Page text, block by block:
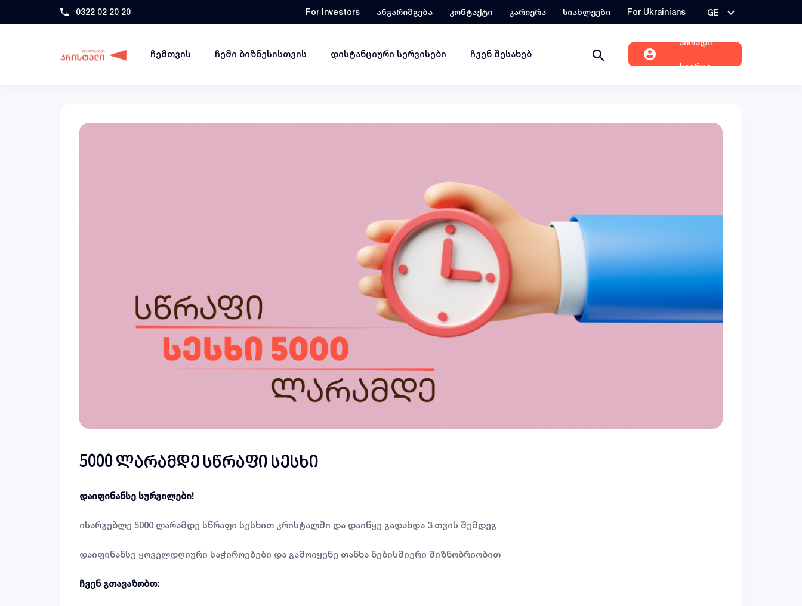
0322 02 20 20 For Investors ანგარიშგება კონტაქტი კარიერა სიახლეები For Ukrainians GE
ჩემთვის ჩემი ბიზნესისთვის დისტანციური სერვისები ჩვენ შესახებ
პირადი
სივრცე
5000 ლარამდე სწრაფი სესხი
დაიფინანსე სურვილები!
ისარგებლე 5000 ლარამდე სწრაფი სესხით კრისტალში და დაიწყე გადახდა 3 თვის შემდეგ
დაიფინანსე ყოველდღიური საჭიროებები და გამოიყენე თანხა ნებისმიერი მიზნობრიობით
ჩვენ გთავაზობთ: